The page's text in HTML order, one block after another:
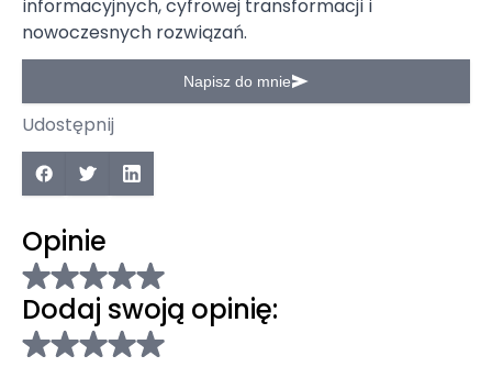
informacyjnych, cyfrowej transformacji i
nowoczesnych rozwiązań.
Napisz do mnie
Udostępnij
Opinie
Dodaj swoją opinię: